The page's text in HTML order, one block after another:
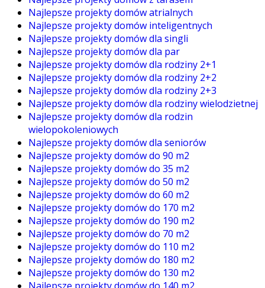
Najlepsze projekty domów atrialnych
Najlepsze projekty domów inteligentnych
Najlepsze projekty domów dla singli
Najlepsze projekty domów dla par
Najlepsze projekty domów dla rodziny 2+1
Najlepsze projekty domów dla rodziny 2+2
Najlepsze projekty domów dla rodziny 2+3
Najlepsze projekty domów dla rodziny wielodzietnej
Najlepsze projekty domów dla rodzin
wielopokoleniowych
Najlepsze projekty domów dla seniorów
Najlepsze projekty domów do 90 m2
Najlepsze projekty domów do 35 m2
Najlepsze projekty domów do 50 m2
Najlepsze projekty domów do 60 m2
Najlepsze projekty domów do 170 m2
Najlepsze projekty domów do 190 m2
Najlepsze projekty domów do 70 m2
Najlepsze projekty domów do 110 m2
Najlepsze projekty domów do 180 m2
Najlepsze projekty domów do 130 m2